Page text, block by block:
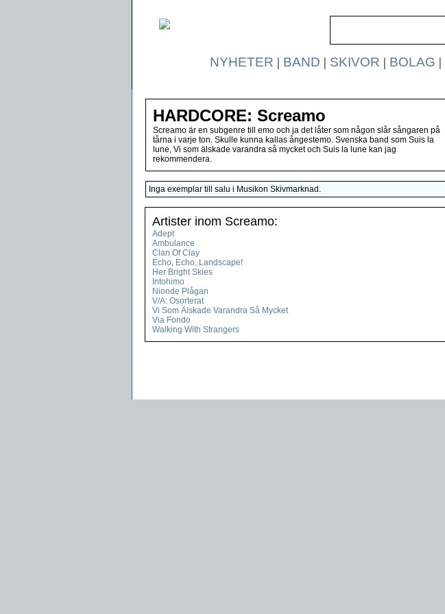
NYHETER | BAND | SKIVOR | BOLAG |
HARDCORE: Screamo
Screamo är en subgenre till emo och ja det låter som någon slår sångaren på
tårna i varje ton. Skulle kunna kallas ångestemo. Svenska band som Suis la
lune, Vi som älskade varandra så mycket och Suis la lune kan jag
rekommendera.
Inga exemplar till salu i Musikon Skivmarknad.
Artister inom Screamo:
Adept
Ambulance
Clan Of Clay
Echo, Echo, Landscape!
Her Bright Skies
Intohimo
Nionde Plågan
V/A: Osorterat
Vi Som Älskade Varandra Så Mycket
Via Fondo
Walking With Strangers